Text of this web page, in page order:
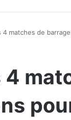
4 matches de
4